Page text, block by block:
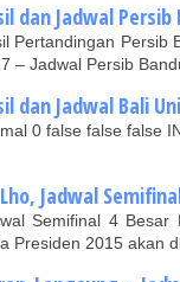
dan Jadwal Persib
Pertandingan Persib
– Jadwal Persib
dan Jadwal Bali
0 false false false
Jadwal
Semifinal 4
Presiden 2015 akan